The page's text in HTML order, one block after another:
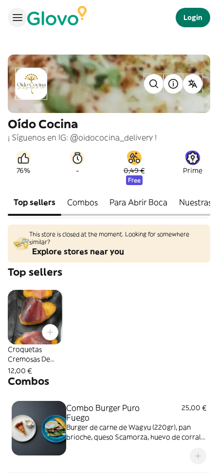
Login
Oído Cocina
¡ Síguenos en IG: @oidococina_delivery !
76% - 0,49 €
Free
Prime
Top sellers Combos Para Abrir Boca Nuestras
This store is closed at the moment. Looking for somewhere
similar?
Explore stores near you
Top sellers
Croquetas
Cremosas De
Jamón Ibérico (6
Uds.)
12,00 €
Combos
Combo Burger Puro
Fuego
25,00 €
Burger de carne de Wagyu (220gr), pan
brioche, queso Scamorza, huevo de corral